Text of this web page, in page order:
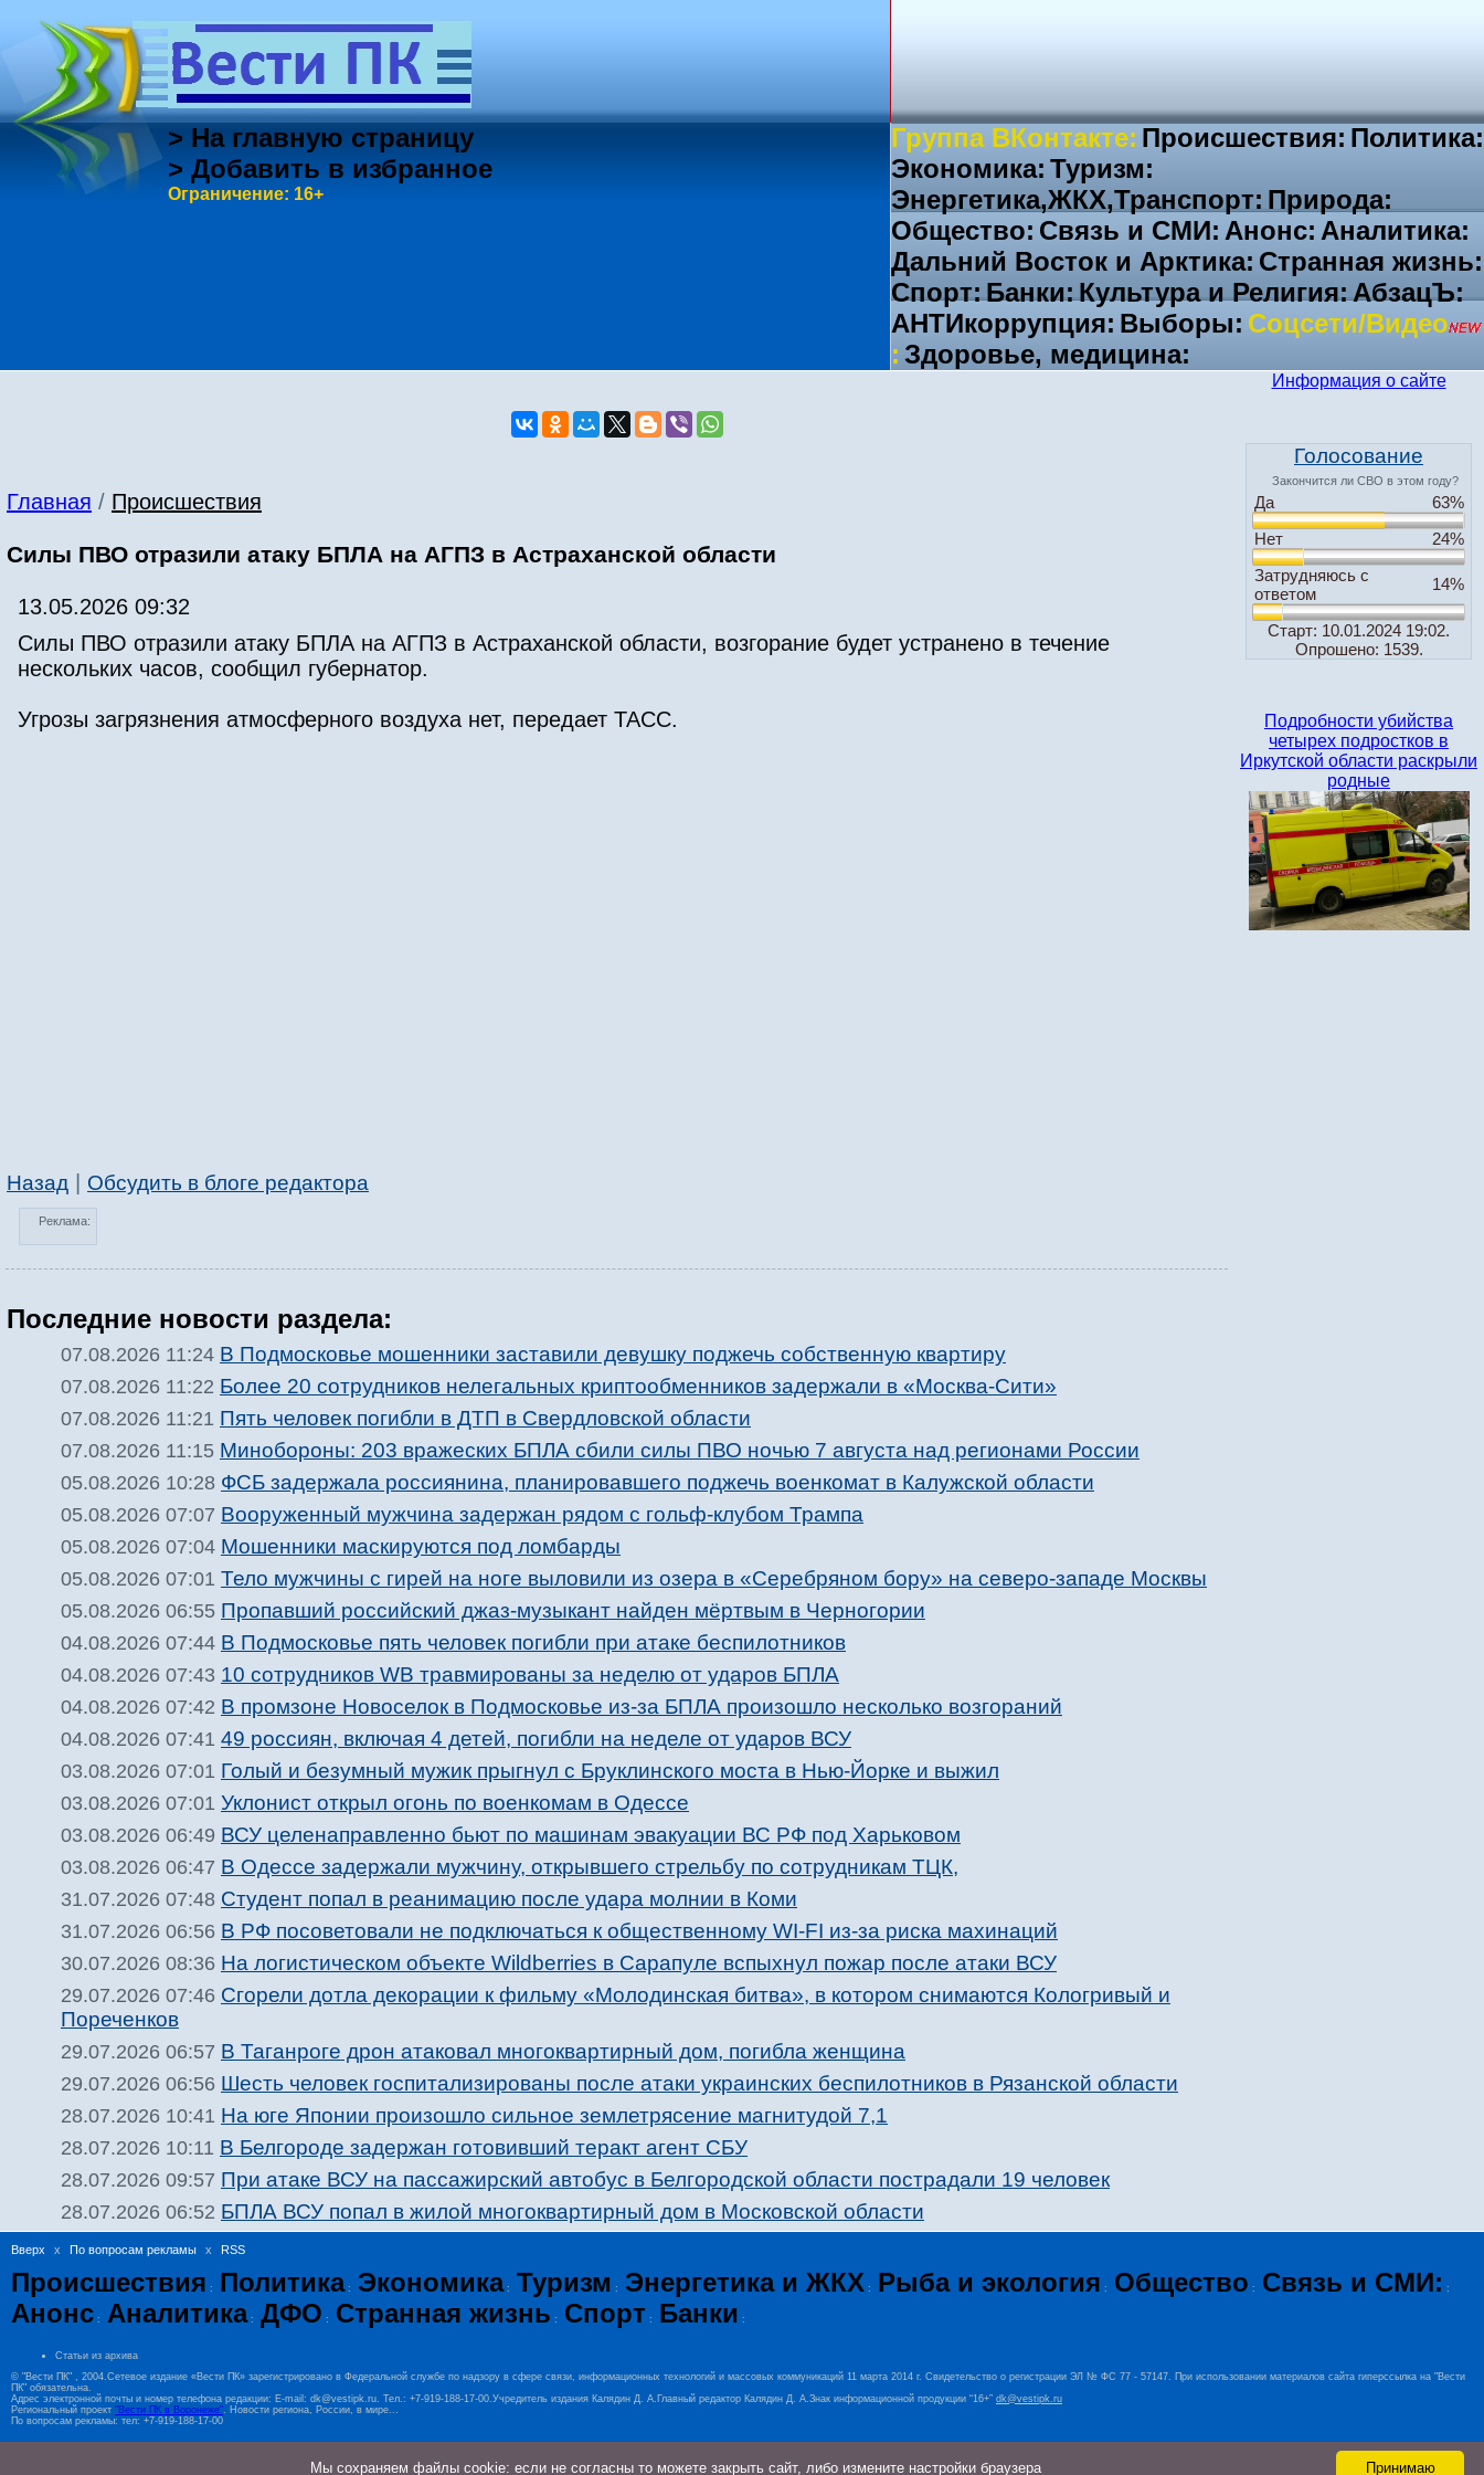
> На главную страницу
> Добавить в избранное
Ограничение: 16+
Группа ВКонтакте: Происшествия: Политика:
Экономика: Туризм:
Энергетика,ЖКХ,Транспорт: Природа:
Общество: Связь и СМИ: Анонс: Аналитика:
Дальний Восток и Арктика: Странная жизнь:
Спорт:Банки:Культура и Религия:АбзацЪ:
АНТИкоррупция: Выборы: Соцсети/Видео
: Здоровье, медицина:
Главная / Происшествия
Силы ПВО отразили атаку БПЛА на АГПЗ в Астраханской области
13.05.2026 09:32
Силы ПВО отразили атаку БПЛА на АГПЗ в Астраханской области, возгорание будет устранено в течение
нескольких часов, сообщил губернатор.
Угрозы загрязнения атмосферного воздуха нет, передает ТАСС.
Назад Обсудить в блоге редактора
Реклама:
Последние новости раздела:
07.08.2026 11:24 В Подмосковье мошенники заставили девушку поджечь собственную квартиру
07.08.2026 11:22 Более 20 сотрудников нелегальных криптообменников задержали в «Москва-Сити»
07.08.2026 11:21 Пять человек погибли в ДТП в Свердловской области
07.08.2026 11:15 Минобороны: 203 вражеских БПЛА сбили силы ПВО ночью 7 августа над регионами России
05.08.2026 10:28 ФСБ задержала россиянина, планировавшего поджечь военкомат в Калужской области
05.08.2026 07:07 Вооруженный мужчина задержан рядом с гольф-клубом Трампа
05.08.2026 07:04 Мошенники маскируются под ломбарды
05.08.2026 07:01 Тело мужчины с гирей на ноге выловили из озера в «Серебряном бору» на северо-западе Москвы
05.08.2026 06:55 Пропавший российский джаз-музыкант найден мёртвым в Черногории
04.08.2026 07:44 В Подмосковье пять человек погибли при атаке беспилотников
04.08.2026 07:43 10 сотрудников WB травмированы за неделю от ударов БПЛА
04.08.2026 07:42 В промзоне Новоселок в Подмосковье из-за БПЛА произошло несколько возгораний
04.08.2026 07:41 49 россиян, включая 4 детей, погибли на неделе от ударов ВСУ
03.08.2026 07:01 Голый и безумный мужик прыгнул с Бруклинского моста в Нью-Йорке и выжил
03.08.2026 07:01 Уклонист открыл огонь по военкомам в Одессе
03.08.2026 06:49 ВСУ целенаправленно бьют по машинам эвакуации ВС РФ под Харьковом
03.08.2026 06:47 В Одессе задержали мужчину, открывшего стрельбу по сотрудникам ТЦК,
31.07.2026 07:48 Студент попал в реанимацию после удара молнии в Коми
31.07.2026 06:56 В РФ посоветовали не подключаться к общественному WI-FI из-за риска махинаций
30.07.2026 08:36 На логистическом объекте Wildberries в Сарапуле вспыхнул пожар после атаки ВСУ
29.07.2026 07:46 Сгорели дотла декорации к фильму «Молодинская битва», в котором снимаются Кологривый и
Пореченков
29.07.2026 06:57 В Таганроге дрон атаковал многоквартирный дом, погибла женщина
29.07.2026 06:56 Шесть человек госпитализированы после атаки украинских беспилотников в Рязанской области
28.07.2026 10:41 На юге Японии произошло сильное землетрясение магнитудой 7,1
28.07.2026 10:11 В Белгороде задержан готовивший теракт агент СБУ
28.07.2026 09:57 При атаке ВСУ на пассажирский автобус в Белгородской области пострадали 19 человек
28.07.2026 06:52 БПЛА ВСУ попал в жилой многоквартирный дом в Московской области
Информация о сайте
Голосование
Закончится ли СВО в этом году?
Да
63%
Нет
24%
Затрудняюсь с
ответом
14%
Старт: 10.01.2024 19:02.
Опрошено: 1539.
Подробности убийства
четырех подростков в
Иркутской области раскрыли
родные
Вверх x По вопросам рекламы x RSS
Происшествия : Политика: Экономика: Туризм : Энергетика и ЖКХ : Рыба и экология : Общество : Связь и СМИ: :
Анонс : Аналитика: ДФО : Странная жизнь : Спорт : Банки :
Статьи из архива
© "Вести ПК" , 2004.Сетевое издание «Вести ПК» зарегистрировано в Федеральной службе по надзору в сфере связи, информационных технологий и массовых коммуникаций 11 марта 2014 г. Свидетельство о регистрации ЭЛ № ФС 77 - 57147. При использовании материалов сайта гиперссылка на "Вести
ПК" обязательна.
Адрес электронной почты и номер телефона редакции: E-mail: dk@vestipk.ru. Тел.: +7-919-188-17-00.Учредитель издания Калядин Д. А.Главный редактор Калядин Д. А.Знак информационной продукции “16+” dk@vestipk.ru
Региональный проект "Вести ПК в Воронеже". Новости региона, России, в мире...
По вопросам рекламы: тел: +7-919-188-17-00
Принимаю
Мы cохраняем файлы cookie: если не согласны то можете закрыть сайт, либо измените настройки браузера